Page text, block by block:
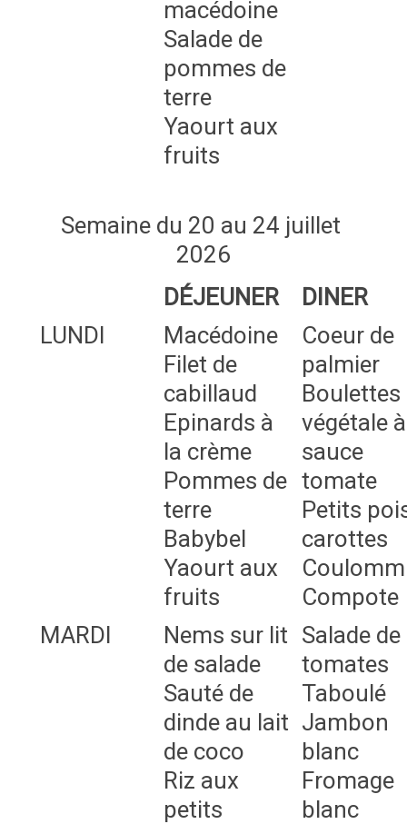
macédoine
Salade de
pommes de
terre
Yaourt aux
fruits
Semaine du 20 au 24 juillet
2026
DÉJEUNER
DINER
LUNDI
Macédoine
Filet de
cabillaud
Epinards à
la crème
Pommes de
terre
Babybel
Yaourt aux
fruits
Coeur de
palmier
Boulettes
végétale
sauce
tomate
Petits
carottes
Compote
MARDI
Nems sur lit
de salade
Sauté de
dinde au lait
de coco
Riz aux
petits
Salade de
tomates
Taboulé
Jambon
blanc
Fromage
blanc